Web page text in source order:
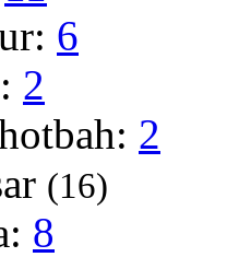
6
2
2
(16)
8